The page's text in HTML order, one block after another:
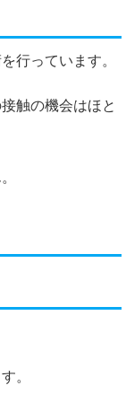
行っています。
触の機会はほと
。